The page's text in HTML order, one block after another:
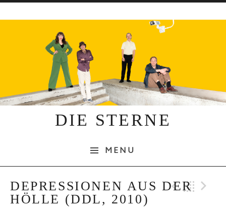
DIE STERNE
MENU
DEPRESSIONEN AUS DER
HÖLLE (DDL, 2010)